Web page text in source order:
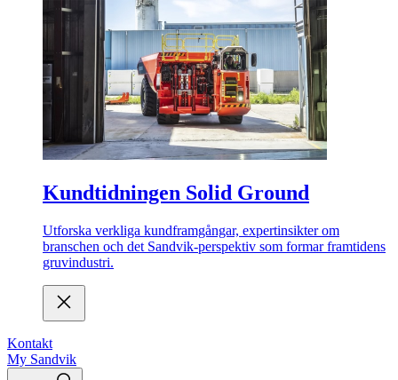
Kundtidningen Solid Ground
Utforska verkliga kundframgångar, expertinsikter om
branschen och det Sandvik-perspektiv som formar framtidens
gruvindustri.
Kontakt
My Sandvik